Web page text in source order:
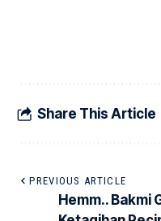
Share This Article
PREVIOUS ARTICLE
Hemm.. Bakmi